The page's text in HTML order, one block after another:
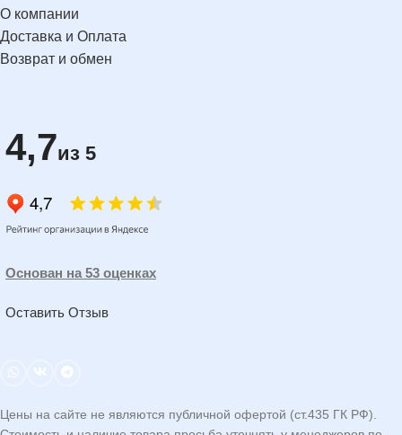
О компании
Доставка и Оплата
Возврат и обмен
4,7из 5
Основан на 53 оценках
Оставить Отзыв
Цены на сайте не являются публичной офертой (ст.435 ГК РФ).